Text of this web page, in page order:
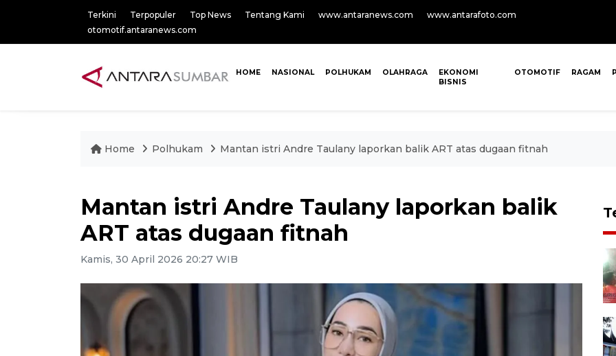
Terkini Terpopuler Top News Tentang Kami www.antaranews.com
www.antarafoto.com
otomotif.antaranews.com
HOME NASIONAL POLHUKAM OLAHRAGA
EKONOMI
BISNIS
OTOMOTIF RAGAM
Home Polhukam Mantan istri Andre Taulany laporkan balik ART atas dugaan fitnah
Mantan istri Andre Taulany laporkan balik
ART atas dugaan fitnah
Kamis, 30 April 2026 20:27 WIB